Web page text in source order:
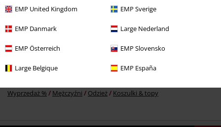
EMP United Kingdom EMP Sverige
EMP Danmark Large Nederland
EMP Österreich EMP Slovensko
Large Belgique EMP España
Odzież & akcesoria Góra Koszulki
Motywy Czarna odzież Czarne koszulki
Odzież Koszulki i Topy
Motywy Festiwale i Koncerty Merch-zespolow
Wyprzedaż % Mężczyźni Odzież Koszulki & topy